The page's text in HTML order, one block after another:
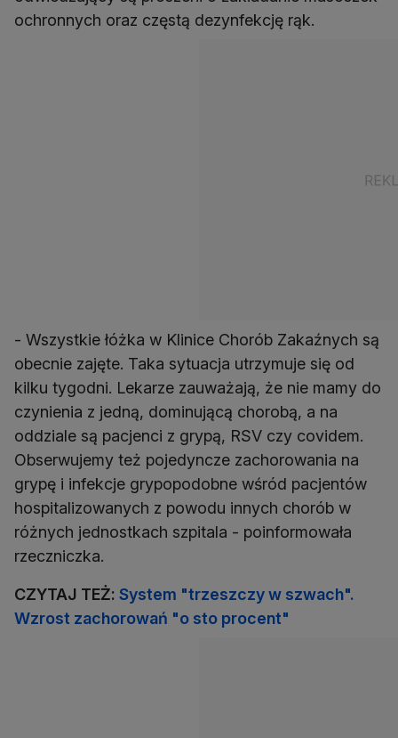
ochronnych oraz częstą dezynfekcję rąk.
- Wszystkie łóżka w Klinice Chorób Zakaźnych są
obecnie zajęte. Taka sytuacja utrzymuje się od
kilku tygodni. Lekarze zauważają, że nie mamy do
czynienia z jedną, dominującą chorobą, a na
oddziale są pacjenci z grypą, RSV czy covidem.
Obserwujemy też pojedyncze zachorowania na
grypę i infekcje grypopodobne wśród pacjentów
hospitalizowanych z powodu innych chorób w
różnych jednostkach szpitala - poinformowała
rzeczniczka.
CZYTAJ TEŻ: System "trzeszczy w szwach".
Wzrost zachorowań "o sto procent"